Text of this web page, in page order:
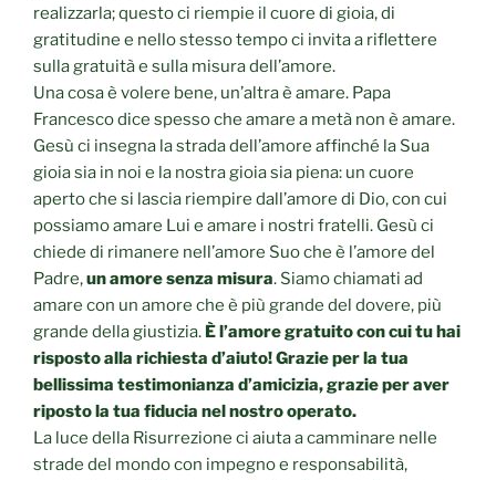
realizzarla; questo ci riempie il cuore di gioia, di
gratitudine e nello stesso tempo ci invita a riflettere
sulla gratuità e sulla misura dell’amore.
Una cosa è volere bene, un’altra è amare. Papa
Francesco dice spesso che amare a metà non è amare.
Gesù ci insegna la strada dell’amore affinché la Sua
gioia sia in noi e la nostra gioia sia piena: un cuore
aperto che si lascia riempire dall’amore di Dio, con cui
possiamo amare Lui e amare i nostri fratelli. Gesù ci
chiede di rimanere nell’amore Suo che è l’amore del
Padre,un amore senza misura. Siamo chiamati ad
amare con un amore che è più grande del dovere, più
grande della giustizia. È l’amore gratuito con cui tu hai
risposto alla richiesta d’aiuto! Grazie per la tua
bellissima testimonianza d’amicizia, grazie per aver
riposto la tua fiducia nel nostro operato.
La luce della Risurrezione ci aiuta a camminare nelle
strade del mondo con impegno e responsabilità,